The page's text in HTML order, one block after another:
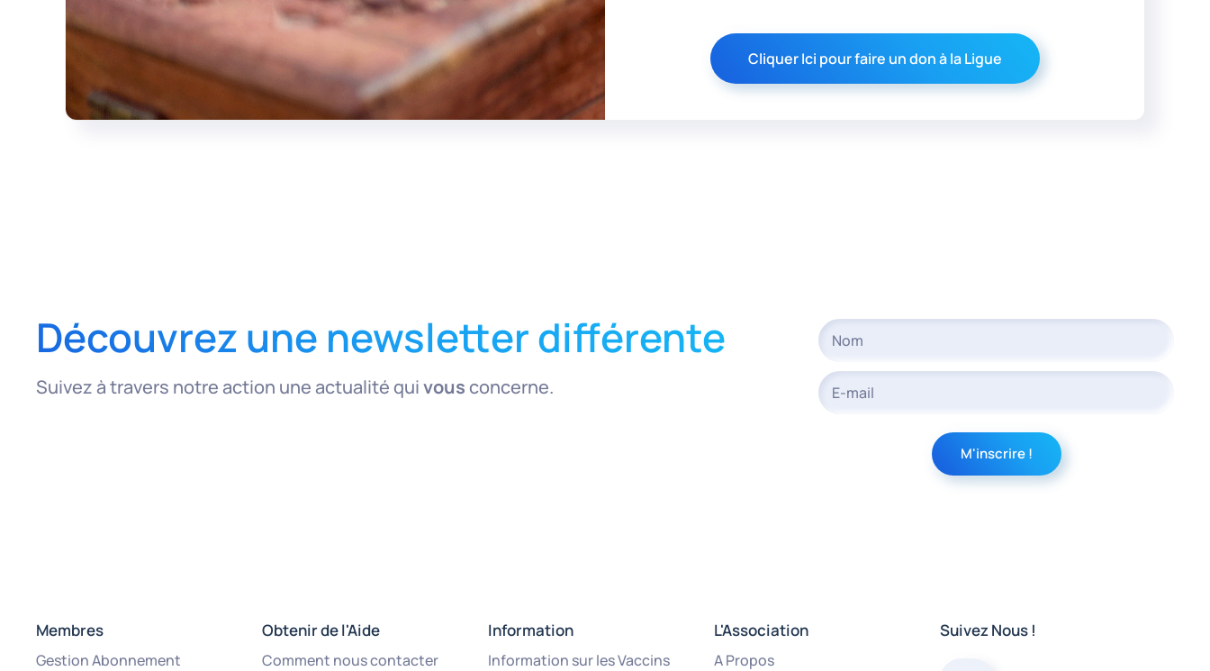
Cliquer Ici pour faire un don à la Ligue
Découvrez une newsletter différente
Suivez à travers notre action une actualité quivousconcerne.
Membres
Gestion Abonnement
Obtenir de l'Aide
Comment nous contacter
Information
Information sur les Vaccins
L'Association
A Propos
Suivez Nous !